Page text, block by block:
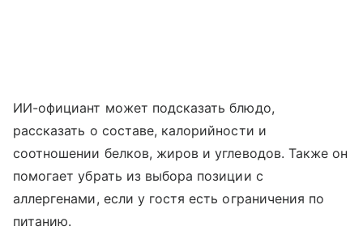
ИИ-официант может подсказать блюдо,
рассказать о составе, калорийности и
соотношении белков, жиров и углеводов. Также он
помогает убрать из выбора позиции с
аллергенами, если у гостя есть ограничения по
питанию.